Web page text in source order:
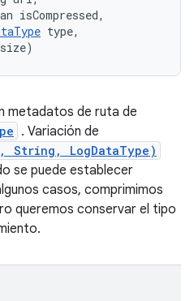
isCompressed,
type,
metadatos de ruta de
. Variación de
String, LogDataType)
se puede establecer
casos, comprimimos
queremos conservar el tipo